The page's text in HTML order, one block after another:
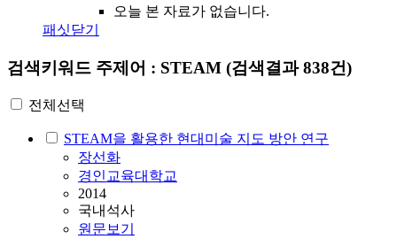
오늘 본 자료가 없습니다.
패싯닫기
검색키워드 주제어 : STEAM (검색결과 838건)
전체선택
STEAM을 활용한 현대미술 지도 방안 연구
장선화
경인교육대학교
2014
국내석사
원문보기